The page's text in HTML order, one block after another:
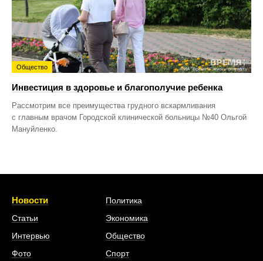
Общество
Инвестиция в здоровье и благополучие ребенка
Рассмотрим все преимущества грудного вскармливания
с главным врачом Городской клинической больницы №40 Ольгой
Мануйленко.
Новости
Статьи
Интервью
Фото
Политика
Экономика
Общество
Спорт